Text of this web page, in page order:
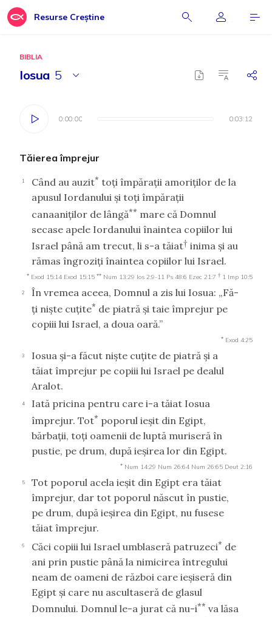
Resurse Creștine
BIBLIA
Iosua 5
0:00:00 0:03:12
0:00:00 0:03:12
Tăierea împrejur
1 Când au auzit* toţi împăraţii amoriţilor de la
apusul Iordanului şi toţi împăraţii
canaaniţilor de lângă** mare că Domnul
secase apele Iordanului înaintea copiilor lui
Israel până am trecut, li s-a tăiat† inima şi au
rămas îngroziţi înaintea copiilor lui Israel.
* Exod 15:14 Exod 15:15 ** Num 13:29 Ios 2:9-11 Ps 48:6 Ezec 21:7 † 1 Imp 10:5
2
În vremea aceea, Domnul a zis lui Iosua: „Fă-
ţi nişte cuţite* de piatră şi taie împrejur pe
copiii lui Israel, a doua oară.”
* Exod 4:25
3
Iosua şi-a făcut nişte cuţite de piatră şi a
tăiat împrejur pe copiii lui Israel pe dealul
Aralot.
4
Iată pricina pentru care i-a tăiat Iosua
împrejur. Tot* poporul ieşit din Egipt,
bărbaţii, toţi oamenii de luptă muriseră în
pustie, pe drum, după ieşirea lor din Egipt.
* Num 14:29 Num 26:64 Num 26:65 Deut 2:16
5
Tot poporul acela ieşit din Egipt era tăiat
împrejur, dar tot poporul născut în pustie,
pe drum, după ieşirea din Egipt, nu fusese
tăiat împrejur.
6 Căci copiii lui Israel umblaseră patruzeci* de
ani prin pustie până la nimicirea întregului
neam de oameni de război care ieşiseră din
Egipt şi care nu ascultaseră de glasul
Domnului. Domnul le-a jurat că nu-i** va lăsa